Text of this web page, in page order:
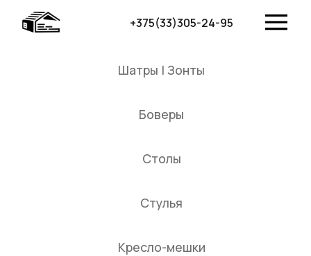
+375(33)305-24-95
Шатры | Зонты
Боверы
Столы
Стулья
Кресло-мешки